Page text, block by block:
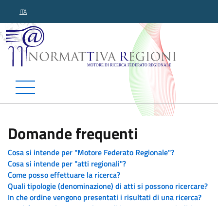
ITA
Normattiva Regioni -
Domande frequenti
Cosa si intende per "Motore Federato Regionale"?
Cosa si intende per "atti regionali"?
Come posso effettuare la ricerca?
Quali tipologie (denominazione) di atti si possono ricercare?
In che ordine vengono presentati i risultati di una ricerca?